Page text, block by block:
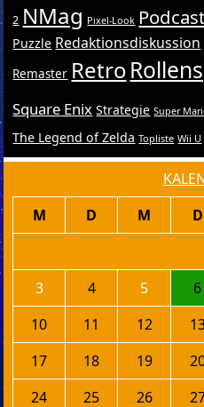
2 NMag Pixel-Look Podcast
Puzzle Redaktionsdiskussion
Remaster Retro
Square Enix Strategie Super
The Legend of Zelda Topliste Wii U
M D M D
3
4 5 6
10
11 12
17
18 19
24
25 26